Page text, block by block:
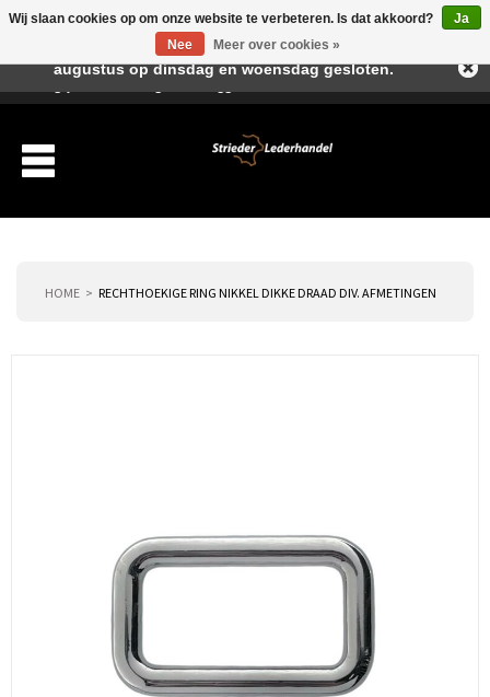
HOME RECHTHOEKIGE RING NIKKEL DIKKE DRAAD DIV. AFMETINGEN
Wij slaan cookies op om onze website te verbeteren. Is dat akkoord?
Ja
Nee
Meer over cookies »
Beste klant, I.v.m. de vakantieperiode zijn wij in juli en
augustus op dinsdag en woensdag gesloten.